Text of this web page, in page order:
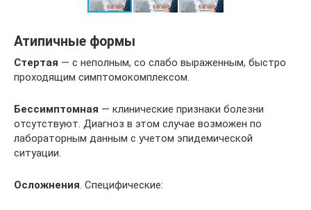
Атипичные формы
Стертая — с неполным, со слабо выраженным, быстро
проходящим симптомокомплексом.
Бессимптомная — клинические признаки болезни
отсутствуют. Диагноз в этом случае возможен по
лабораторным данным с учетом эпидемической
ситуации.
Осложнения. Специфические: